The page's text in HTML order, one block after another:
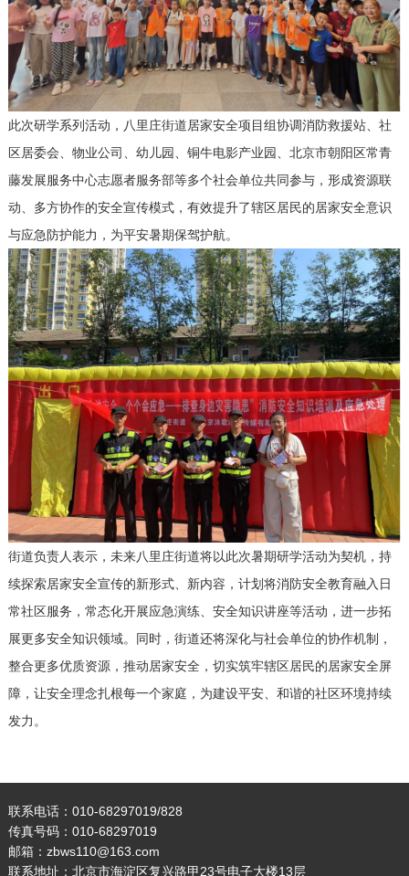
此次研学系列活动，八里庄街道居家安全项目组协调消防救援站、社
区居委会、物业公司、幼儿园、铜牛电影产业园、北京市朝阳区常青
藤发展服务中心志愿者服务部等多个社会单位共同参与，形成资源联
动、多方协作的安全宣传模式，有效提升了辖区居民的居家安全意识
与应急防护能力，为平安暑期保驾护航。
街道负责人表示，未来八里庄街道将以此次暑期研学活动为契机，持
续探索居家安全宣传的新形式、新内容，计划将消防安全教育融入日
常社区服务，常态化开展应急演练、安全知识讲座等活动，进一步拓
展更多安全知识领域。同时，街道还将深化与社会单位的协作机制，
整合更多优质资源，推动居家安全，切实筑牢辖区居民的居家安全屏
障，让安全理念扎根每一个家庭，为建设平安、和谐的社区环境持续
发力。
联系电话：010-68297019/828
传真号码：010-68297019
邮箱：zbws110@163.com
联系地址：北京市海淀区复兴路甲23号电子大楼13层